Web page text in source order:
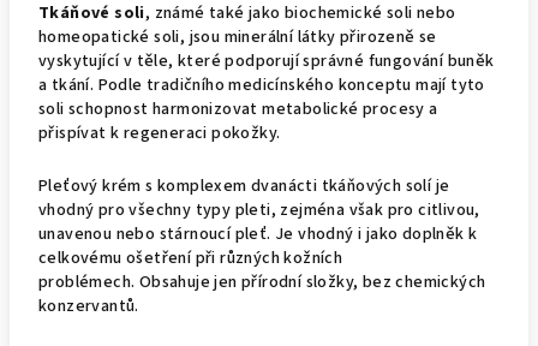
Tkáňové soli, známé také jako biochemické soli nebo
homeopatické soli, jsou minerální látky přirozeně se
vyskytující v těle, které podporují správné fungování buněk
a tkání. Podle tradičního medicínského konceptu mají tyto
soli schopnost harmonizovat metabolické procesy a
přispívat k regeneraci pokožky.
Pleťový krém s komplexem dvanácti tkáňových solí je
vhodný pro všechny typy pleti, zejména však pro citlivou,
unavenou nebo stárnoucí pleť. Je vhodný i jako doplněk k
celkovému ošetření při různých kožních
problémech. Obsahuje jen přírodní složky, bez chemických
konzervantů.